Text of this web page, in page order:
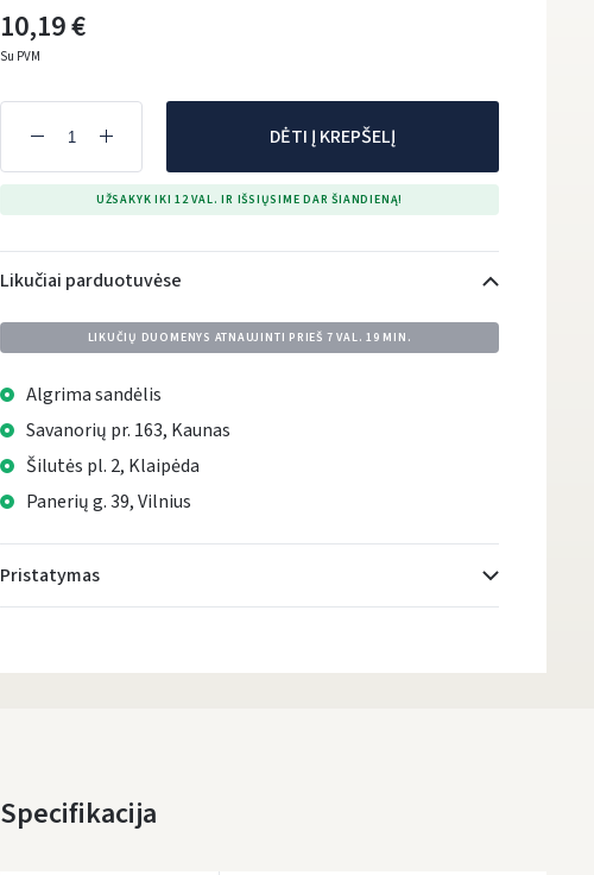
10,19 €
Su PVM
DĖTI Į KREPŠELĮ
UŽSAKYK IKI 12 VAL. IR IŠSIŲSIME DAR ŠIANDIENĄ!
Likučiai parduotuvėse
LIKUČIŲ DUOMENYS ATNAUJINTI PRIEŠ 7 VAL. 19 MIN.
Algrima sandėlis
Savanorių pr. 163, Kaunas
Šilutės pl. 2, Klaipėda
Panerių g. 39, Vilnius
Pristatymas
Pirmadienį, Rugpjūčio 10 d.
Specifikacija